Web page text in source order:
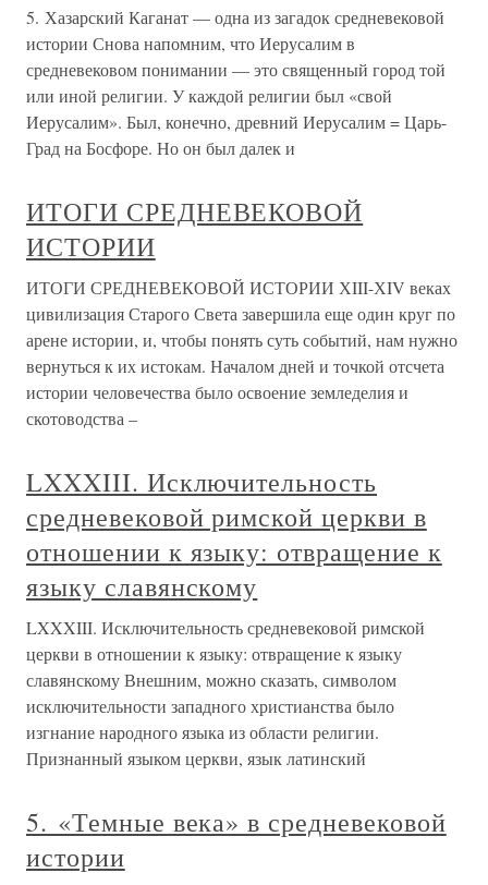
5. Хазарский Каганат — одна из загадок средневековой
истории Снова напомним, что Иерусалим в
средневековом понимании — это священный город той
или иной религии. У каждой религии был «свой
Иерусалим». Был, конечно, древний Иерусалим = Царь-
Град на Босфоре. Но он был далек и
ИТОГИ СРЕДНЕВЕКОВОЙ
ИСТОРИИ
ИТОГИ СРЕДНЕВЕКОВОЙ ИСТОРИИ ХIII-ХIV веках
цивилизация Старого Света завершила еще один круг по
арене истории, и, чтобы понять суть событий, нам нужно
вернуться к их истокам. Началом дней и точкой отсчета
истории человечества было освоение земледелия и
скотоводства –
LXXXIII. Исключительность
средневековой римской церкви в
отношении к языку: отвращение к
языку славянскому
LXXXIII. Исключительность средневековой римской
церкви в отношении к языку: отвращение к языку
славянскому Внешним, можно сказать, символом
исключительности западного христианства было
изгнание народного языка из области религии.
Признанный языком церкви, язык латинский
5. «Темные века» в средневековой
истории